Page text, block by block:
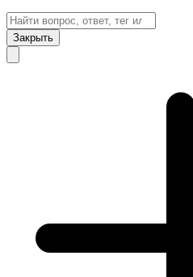
Закрыть